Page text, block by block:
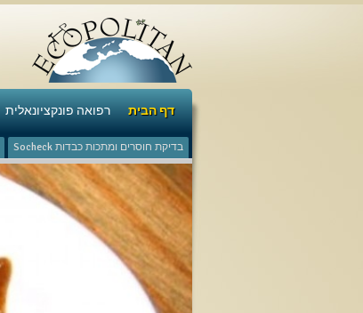
דף הבית רפואה פונקציונאלית
בדיקת חוסרים ומתכות כבדות Socheck